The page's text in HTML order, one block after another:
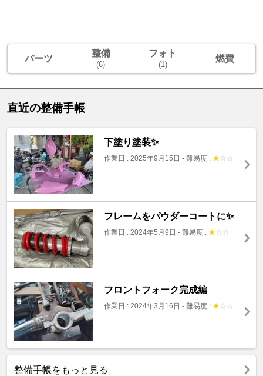
パーツ 整備
(6)
フォト
(1)
燃費
直近の整備手帳
下塗り塗装✨
作業日 : 2025年9月15日 - 難易度 : ★ ☆ ☆
フレームをパウダーコートに✨
作業日 : 2024年5月9日 - 難易度 : ★ ☆ ☆
フロントフォーク完成編
作業日 : 2024年3月16日 - 難易度 : ★ ☆ ☆
整備手帳をもっと見る